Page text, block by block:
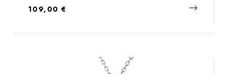
Regulärer Preis:
109,00 €